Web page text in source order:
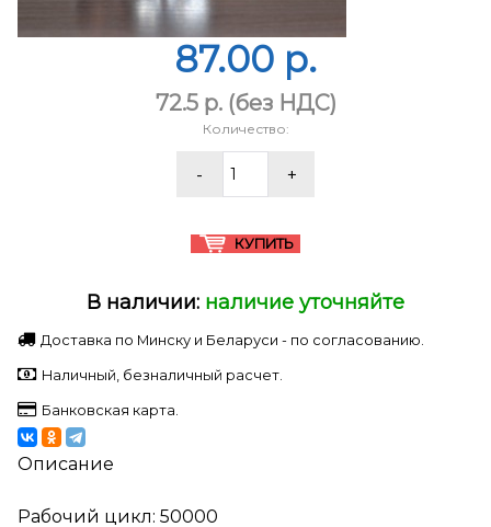
87.00 p.
72.5 p.(без НДС)
Количество:
В наличии: наличие уточняйте
Доставка по Минску и Беларуси - по согласованию.
Наличный, безналичный расчет.
Банковская карта.
Описание
Рабочий цикл: 50000